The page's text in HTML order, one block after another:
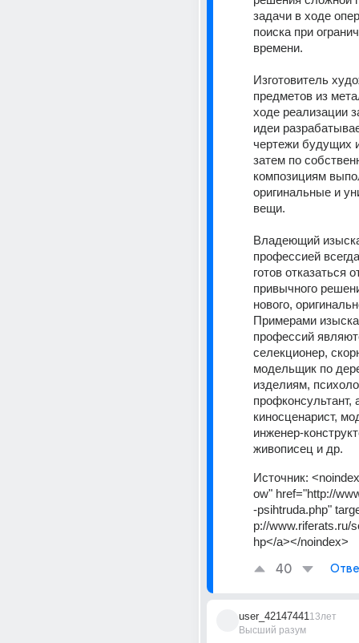
задачи в ходе
поиска при
времени.
Изготовитель
предметов из
ходе реализации
идеи
чертежи будущих
затем по
композициям
оригинальные и
вещи.
Владеющий
профессией
готов отказаться
привычного
нового,
Примерами
профессий
селекционер,
модельщик по
изделиям,
профконсультант,
киносценарист,
инженер-
живописец и др.
Источник:
ow" href="http://
-psihtruda.php"
p://www.riferats.ru/
hp</a></noindex>
40
user_42147441
Высший разум
13лет